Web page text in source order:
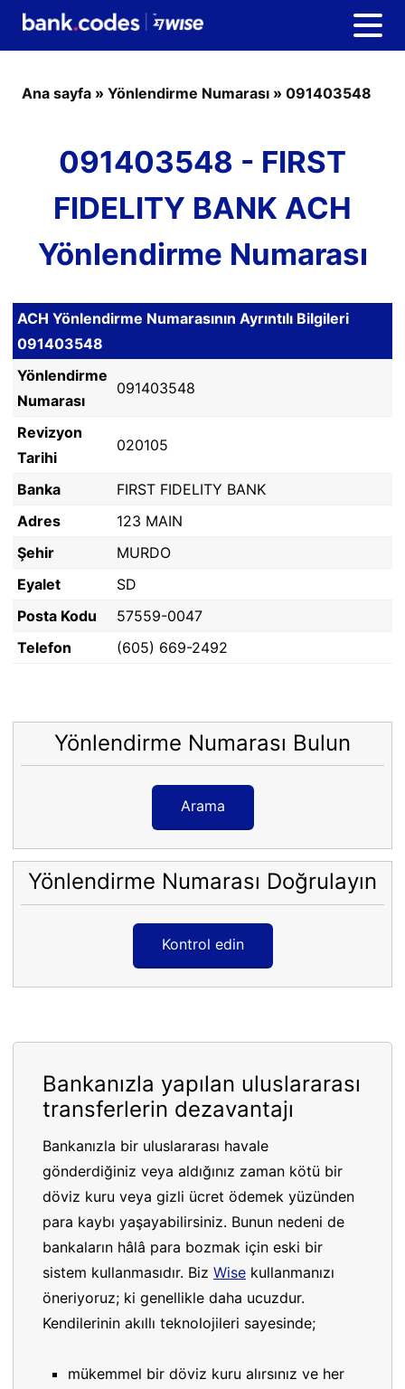
Ana sayfa » Yönlendirme Numarası » 091403548
091403548 - FIRST
FIDELITY BANK ACH
Yönlendirme Numarası
ACH Yönlendirme Numarasının Ayrıntılı Bilgileri
091403548
Yönlendirme
Numarası
091403548
Revizyon
Tarihi
020105
Banka
FIRST FIDELITY BANK
Adres
123 MAIN
Şehir
MURDO
Eyalet
SD
Posta Kodu
57559-0047
Telefon
(605) 669-2492
Yönlendirme Numarası Bulun
Arama
Yönlendirme Numarası Doğrulayın
Kontrol edin
Bankanızla yapılan uluslararası
transferlerin dezavantajı
Bankanızla bir uluslararası havale
gönderdiğiniz veya aldığınız zaman kötü bir
döviz kuru veya gizli ücret ödemek yüzünden
para kaybı yaşayabilirsiniz. Bunun nedeni de
bankaların hâlâ para bozmak için eski bir
sistem kullanmasıdır. Biz Wise kullanmanızı
öneriyoruz; ki genellikle daha ucuzdur.
Kendilerinin akıllı teknolojileri sayesinde;
mükemmel bir döviz kuru alırsınız ve her